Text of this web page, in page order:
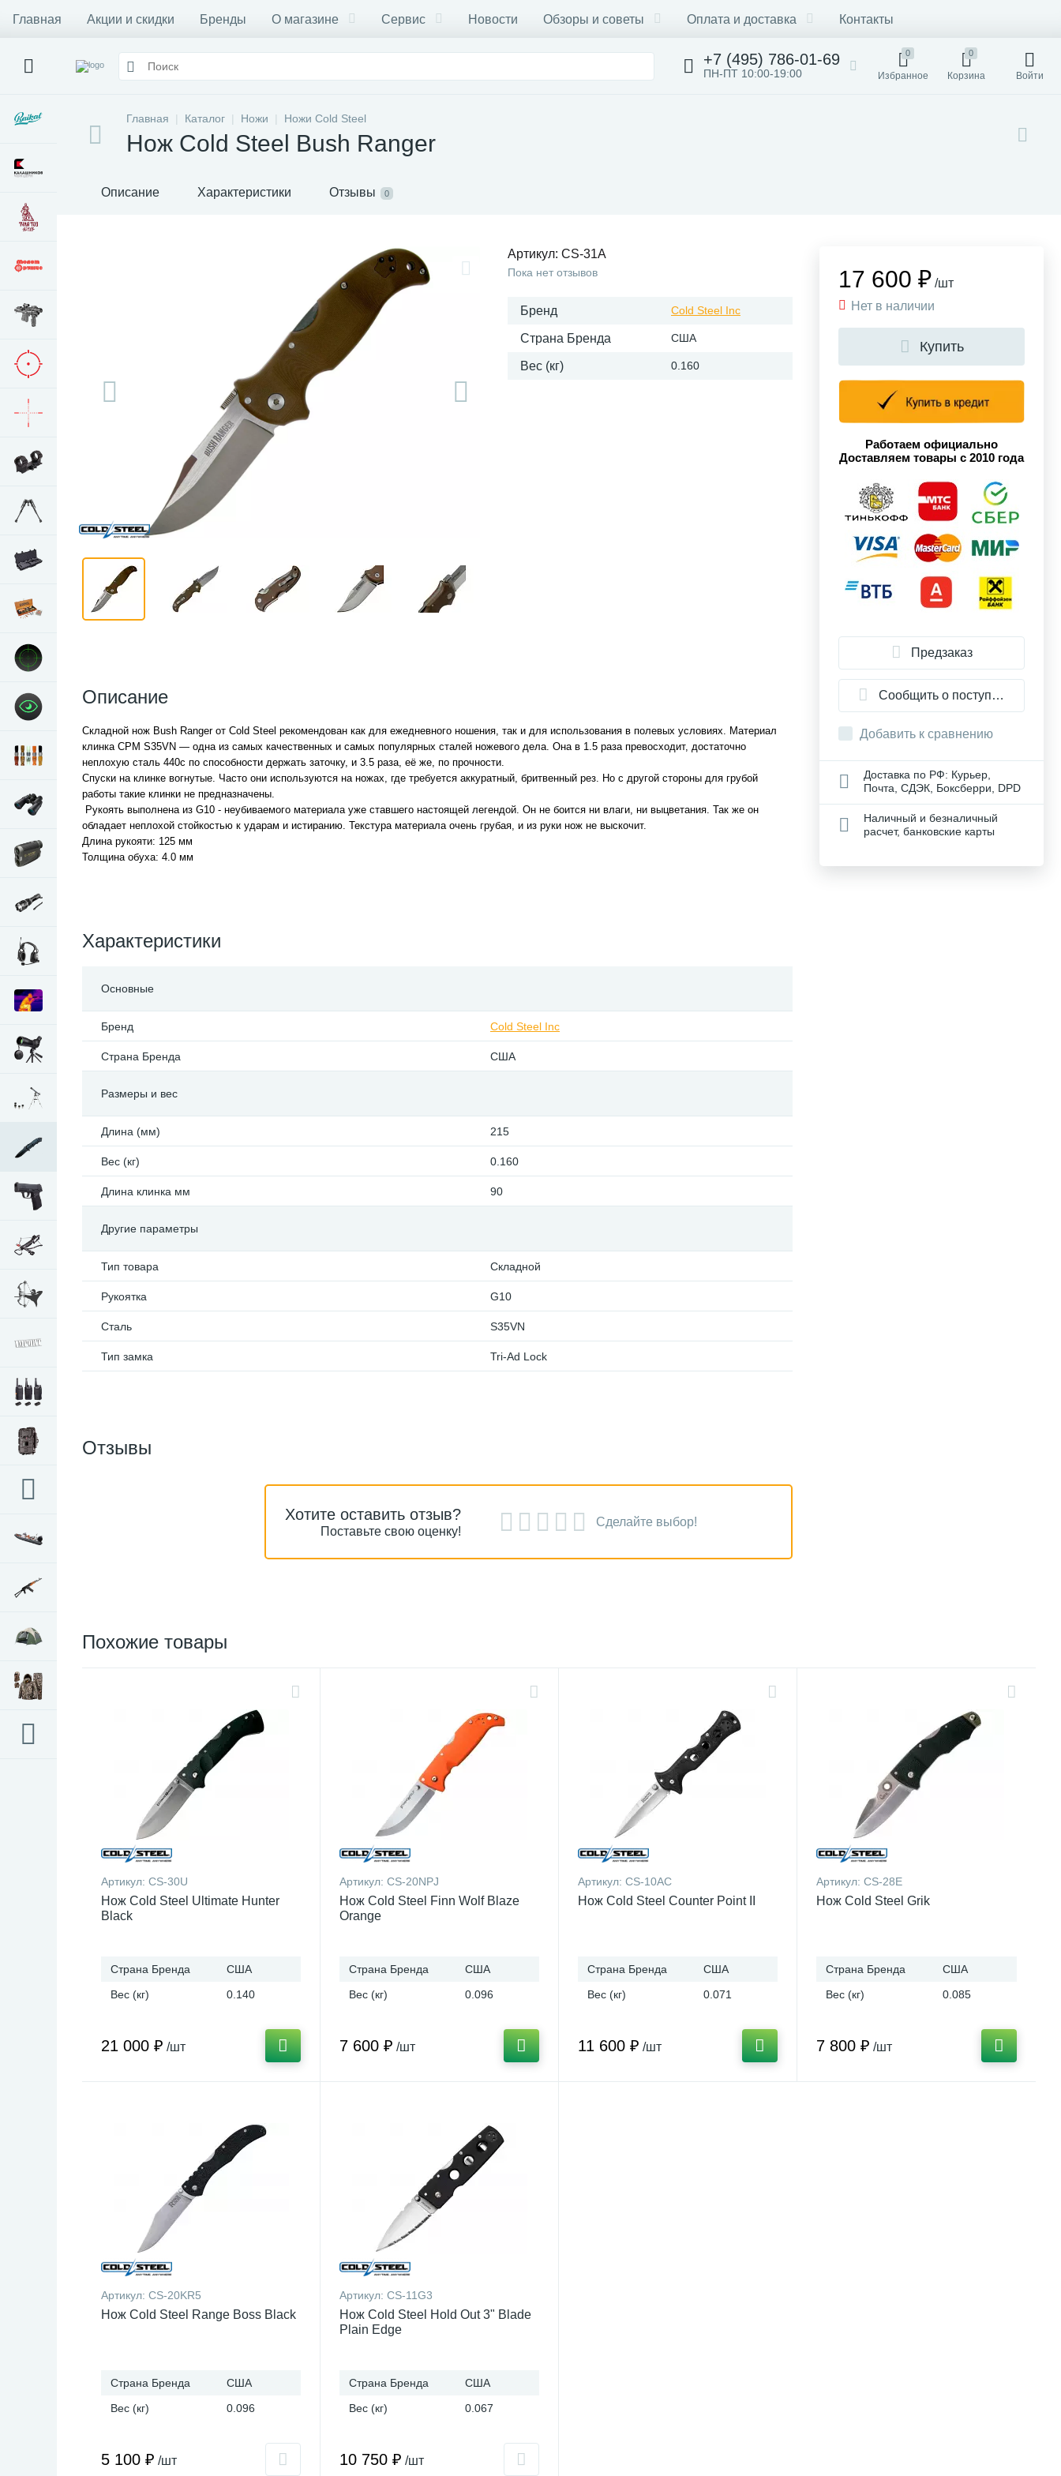
Главная Акции и скидки Бренды О магазине Сервис Новости Обзоры и советы Оплата и доставка Контакты
+7 (495) 786-01-69
ПН-ПТ 10:00-19:00
0
Избранное
0
Корзина Войти
Главная Каталог Ножи Ножи Cold Steel
Нож Cold Steel Bush Ranger
Описание Характеристики Отзывы 0
Артикул: CS-31A
Пока нет отзывов
Бренд Cold Steel Inc
Страна Бренда США
Вес (кг) 0.160
Описание
Складной нож Bush Ranger от Cold Steel рекомендован как для ежедневного ношения, так и для использования в полевых условиях. Материал
клинка CPM S35VN — одна из самых качественных и самых популярных сталей ножевого дела. Она в 1.5 раза превосходит, достаточно
неплохую сталь 440с по способности держать заточку, и 3.5 раза, её же, по прочности.
Спуски на клинке вогнутые. Часто они используются на ножах, где требуется аккуратный, бритвенный рез. Но с другой стороны для грубой
работы такие клинки не предназначены.
Рукоять выполнена из G10 - неубиваемого материала уже ставшего настоящей легендой. Он не боится ни влаги, ни выцветания. Так же он
обладает неплохой стойкостью к ударам и истиранию. Текстура материала очень грубая, и из руки нож не выскочит.
Длина рукояти: 125 мм
Толщина обуха: 4.0 мм
Характеристики
Основные
Бренд Cold Steel Inc
Страна Бренда США
Размеры и вес
Длина (мм) 215
Вес (кг) 0.160
Длина клинка мм 90
Другие параметры
Тип товара Складной
Рукоятка G10
Сталь S35VN
Тип замка Tri-Ad Lock
17 600 ₽ /шт
Нет в наличии
Купить
Работаем официально
Доставляем товары с 2010 года
Предзаказ
Сообщить о поступлении
Добавить к сравнению
Доставка по РФ: Курьер,
Почта, СДЭК, Боксберри, DPD
Наличный и безналичный
расчет, банковские карты
Отзывы
Хотите оставить отзыв?
Поставьте свою оценку!
Сделайте выбор!
Похожие товары
Артикул: CS-30U
Нож Cold Steel Ultimate Hunter
Black
Страна Бренда
США
Вес (кг)
0.140
21 000 ₽ /шт
Артикул: CS-20NPJ
Нож Cold Steel Finn Wolf Blaze
Orange
Страна Бренда
США
Вес (кг)
0.096
7 600 ₽ /шт
Артикул: CS-10AC
Нож Cold Steel Counter Point II
Страна Бренда
США
Вес (кг)
0.071
11 600 ₽ /шт
Артикул: CS-28E
Нож Cold Steel Grik
Страна Бренда
США
Вес (кг)
0.085
7 800 ₽ /шт
Артикул: CS-20KR5
Нож Cold Steel Range Boss Black
Страна Бренда
США
Вес (кг)
0.096
5 100 ₽ /шт
Артикул: CS-11G3
Нож Cold Steel Hold Out 3" Blade
Plain Edge
Страна Бренда
США
Вес (кг)
0.067
10 750 ₽ /шт